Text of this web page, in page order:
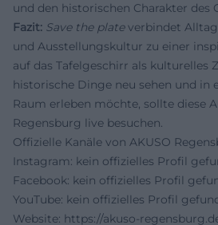
und den historischen Charakter des
Fazit: Save the plateverbindet
und Ausstellungskultur zu einer
auf das Tafelgeschirr als kulturelles
historische Dinge neu sehen und in
Raum erleben möchte, sollte diese
Regensburg live besuchen.
Offizielle Kanäle von AKUSO
Instagram: kein offizielles Profil
Facebook: kein offizielles Profil
YouTube: kein offizielles Profil
Website: https://akuso-